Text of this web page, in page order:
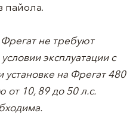
пайола.
не требуют
эксплуатации с
на Фрегат 480
от 10, 89 до 50 л.с.